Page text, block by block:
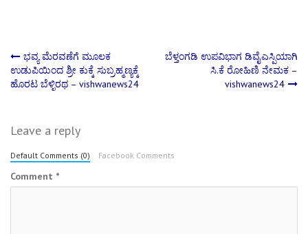
Post
navigation
ಭವ್ಯ ಮೆರವಣೆಗೆ ಮೂಲಕ
ಉಡುಪಿಯಿಂದ ಶ್ರೀ ಕುಕ್ಕೆ ಸುಬ್ರಹ್ಮಣ್ಯಕ್ಕೆ
ಹೊರಟ ಬೆಳ್ಳಿರಥ – vishwanews24
ಬೆಳ್ತಂಗಡಿ ಉಪವಿಭಾಗ ಡಿವೈಎಸ್ಪಿಯಾಗಿ
ಸಿ.ಕೆ ರೋಹಿಣಿ ನೇಮಕ –
vishwanews24
Leave a reply
Default Comments (0) Facebook Comments
Comment *